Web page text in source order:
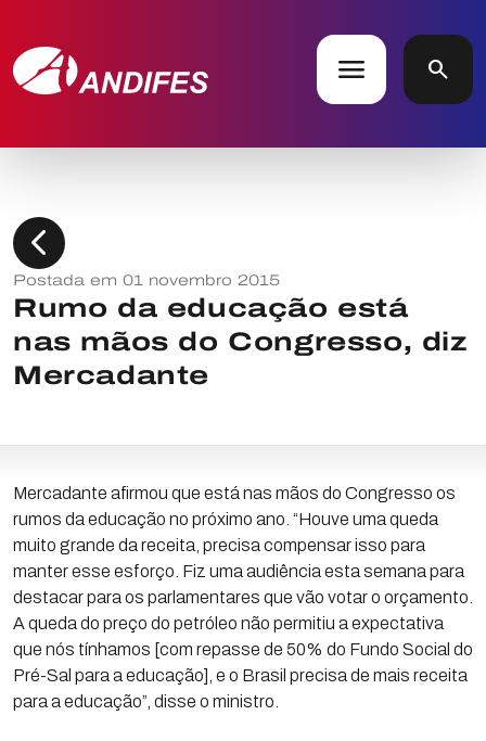
menu search
chevron_left
Postada em 01 novembro 2015
Rumo da educação está
nas mãos do Congresso, diz
Mercadante
Mercadante afirmou que está nas mãos do Congresso os
rumos da educação no próximo ano. “Houve uma queda
muito grande da receita, precisa compensar isso para
manter esse esforço. Fiz uma audiência esta semana para
destacar para os parlamentares que vão votar o orçamento.
A queda do preço do petróleo não permitiu a expectativa
que nós tínhamos [com repasse de 50% do Fundo Social do
Pré-Sal para a educação], e o Brasil precisa de mais receita
para a educação”, disse o ministro.